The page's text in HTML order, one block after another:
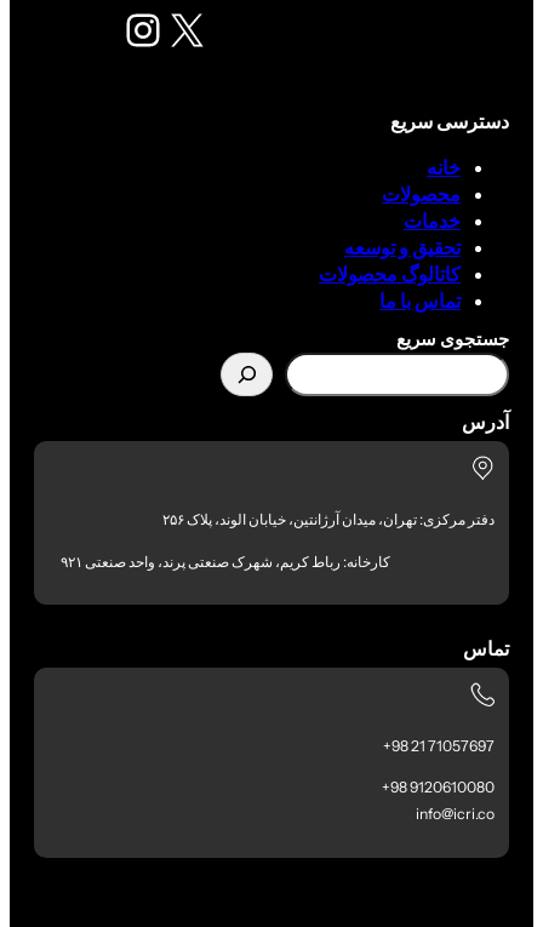
X اینستاگرم
دسترسی سریع
خانه
محصولات
خدمات
تحقیق و توسعه
کاتالوگ محصولات
تماس با ما
جستجوی سریع
آدرس
دفتر مرکزی: تهران، میدان آرژانتین، خیابان الوند، پلاک ۲۵۶
کارخانه: رباط کریم، شهرک صنعتی پرند، واحد صنعتی ۹۲۱
تماس
71057697 21 98+
9120610080 98+
info@icri.co